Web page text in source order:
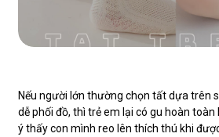
Nếu người lớn thường chọn tất dựa trên
dễ phối đồ, thì trẻ em lại có gu hoàn toàn
ý thấy con mình reo lên thích thú khi